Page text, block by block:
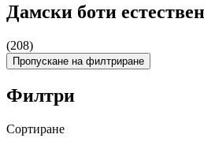
Дамски боти
(208)
Пропускане на филтриране
Филтри
Сортиране